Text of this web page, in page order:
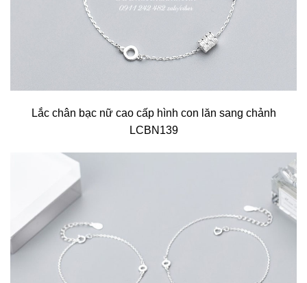
Lắc chân bạc nữ cao cấp hình con lăn sang chảnh
LCBN139